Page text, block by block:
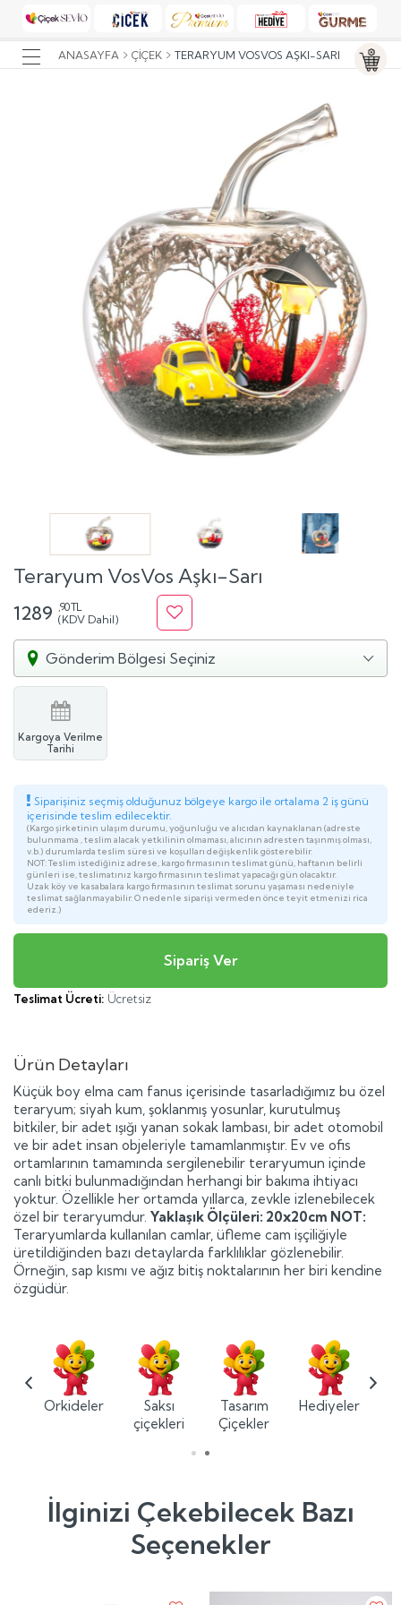
ANASAYFA ÇIÇEK TERARYUM VOSVOS AŞKI-SARI
Teraryum VosVos Aşkı-Sarı
1289 ,90 TL
(KDV Dahil)
Gönderim Bölgesi Seçiniz
Kargoya Verilme
Tarihi
Siparişiniz seçmiş olduğunuz bölgeye kargo ile ortalama 2 iş günü
içerisinde teslim edilecektir.
(Kargo şirketinin ulaşım durumu, yoğunluğu ve alıcıdan kaynaklanan (adreste
bulunmama , teslim alacak yetkilinin olmaması, alıcının adresten taşınmış olması,
v.b.) durumlarda teslim süresi ve koşulları değişkenlik gösterebilir.
NOT: Teslim istediğiniz adrese, kargo firmasının teslimat günü, haftanın belirli
günleri ise, teslimatınız kargo firmasının teslimat yapacağı gün olacaktır.
Uzak köy ve kasabalara kargo firmasının teslimat sorunu yaşaması nedeniyle
teslimat sağlanmayabilir. O nedenle siparişi vermeden önce teyit etmenizi rica
ederiz.)
Teslimat Ücreti: Ücretsiz
Ürün Detayları
Küçük boy elma cam fanus içerisinde tasarladığımız bu özel
teraryum; siyah kum, şoklanmış yosunlar, kurutulmuş
bitkiler, bir adet ışığı yanan sokak lambası, bir adet otomobil
ve bir adet insan objeleriyle tamamlanmıştır. Ev ve ofis
ortamlarının tamamında sergilenebilir teraryumun içinde
canlı bitki bulunmadığından herhangi bir bakıma ihtiyacı
yoktur. Özellikle her ortamda yıllarca, zevkle izlenebilecek
özel bir teraryumdur. Yaklaşık Ölçüleri: 20x20cm NOT:
Teraryumlarda kullanılan camlar, üfleme cam işçiliğiyle
üretildiğinden bazı detaylarda farklılıklar gözlenebilir.
Örneğin, sap kısmı ve ağız bitiş noktalarının her biri kendine
özgüdür.
Orkideler
Saksı
çiçekleri
Tasarım
Çiçekler
Hediyeler
İlginizi Çekebilecek Bazı
Seçenekler